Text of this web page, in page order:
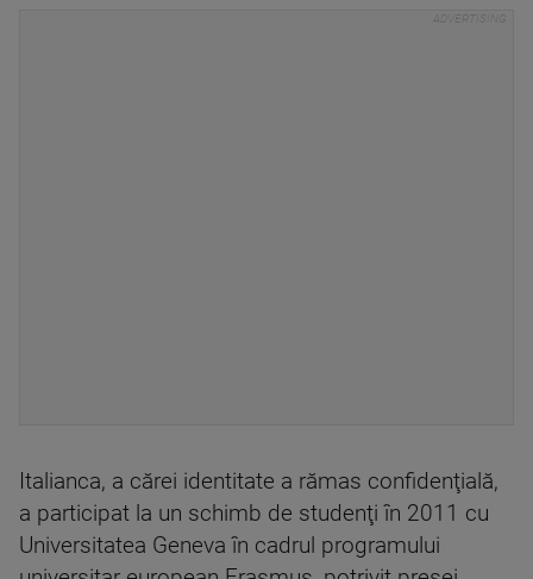
Italianca, a cărei identitate a rămas confidenţială,
a participat la un schimb de studenţi în 2011 cu
Universitatea Geneva în cadrul programului